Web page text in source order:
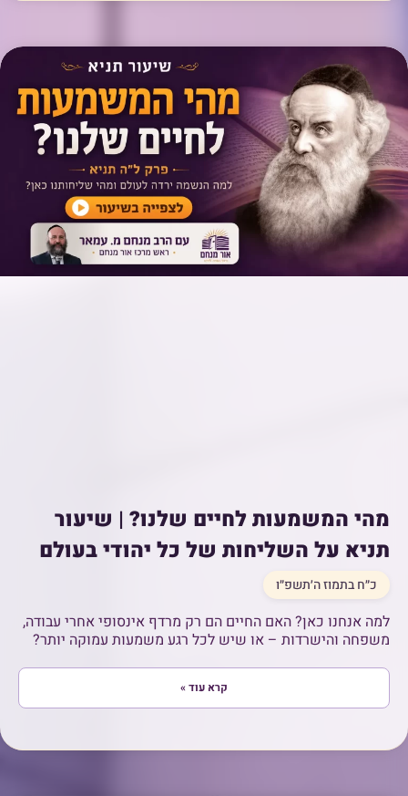
מהי המשמעות לחיים שלנו? | שיעור
תניא על השליחות של כל יהודי בעולם
כ״ח בתמוז ה׳תשפ״ו
למה אנחנו כאן? האם החיים הם רק מרדף אינסופי אחרי עבודה,
משפחה והישרדות – או שיש לכל רגע משמעות עמוקה יותר?
קרא עוד »